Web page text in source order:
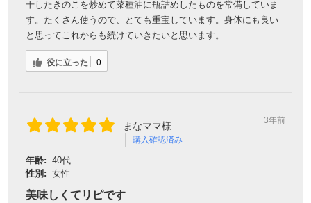
干したきのこを炒めて菜種油に瓶詰めしたものを常備していま
す。たくさん使うので、とても重宝しています。身体にも良い
と思ってこれからも続けていきたいと思います。
役に立った 0
まなママ様
購入確認済み
3年前
年齢: 40代
性別: 女性
美味しくてリピです